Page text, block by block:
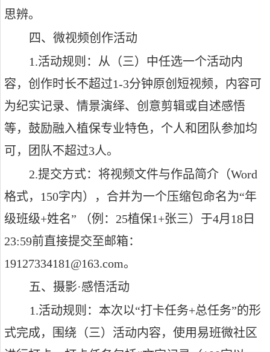
思辨。
四、微视频创作活动
1.活动规则：从（三）中任选一个活动内
容，创作时长不超过1-3分钟原创短视频，内容可
为纪实记录、情景演绎、创意剪辑或自述感悟
等，鼓励融入植保专业特色，个人和团队参加均
可，团队不超过3人。
2.提交方式：将视频文件与作品简介（Word
格式， 150字内），合并为一个压缩包命名为“年
级班级+姓名” （例： 25植保1+张三）于4月 18 日
23:59前直接提交至邮箱：
19127334181@163.com。
五、摄影·感悟活动
1.活动规则：本次以“打卡任务+总任务”的形
式完成，围绕（三）活动内容，使用易班微社区